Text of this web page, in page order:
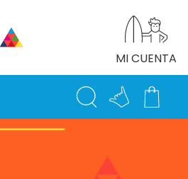
MI CUENTA